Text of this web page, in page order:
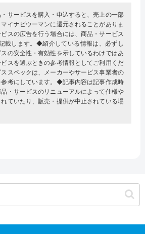
サービスを購入・申込すると、売上の一部
イナビウーマンに還元されることがありま
スの広告を行う場合には、商品・サービス
載します。◆紹介している情報は、必ずし
の安全性・有効性を示しているわけではあ
スを選ぶときの参考情報としてご利用くだ
スペックは、メーカーやサービス事業者の
考にしています。◆記事内容は記事作成時
・サービスのリニューアルによって仕様や
ていたり、販売・提供が中止されている場